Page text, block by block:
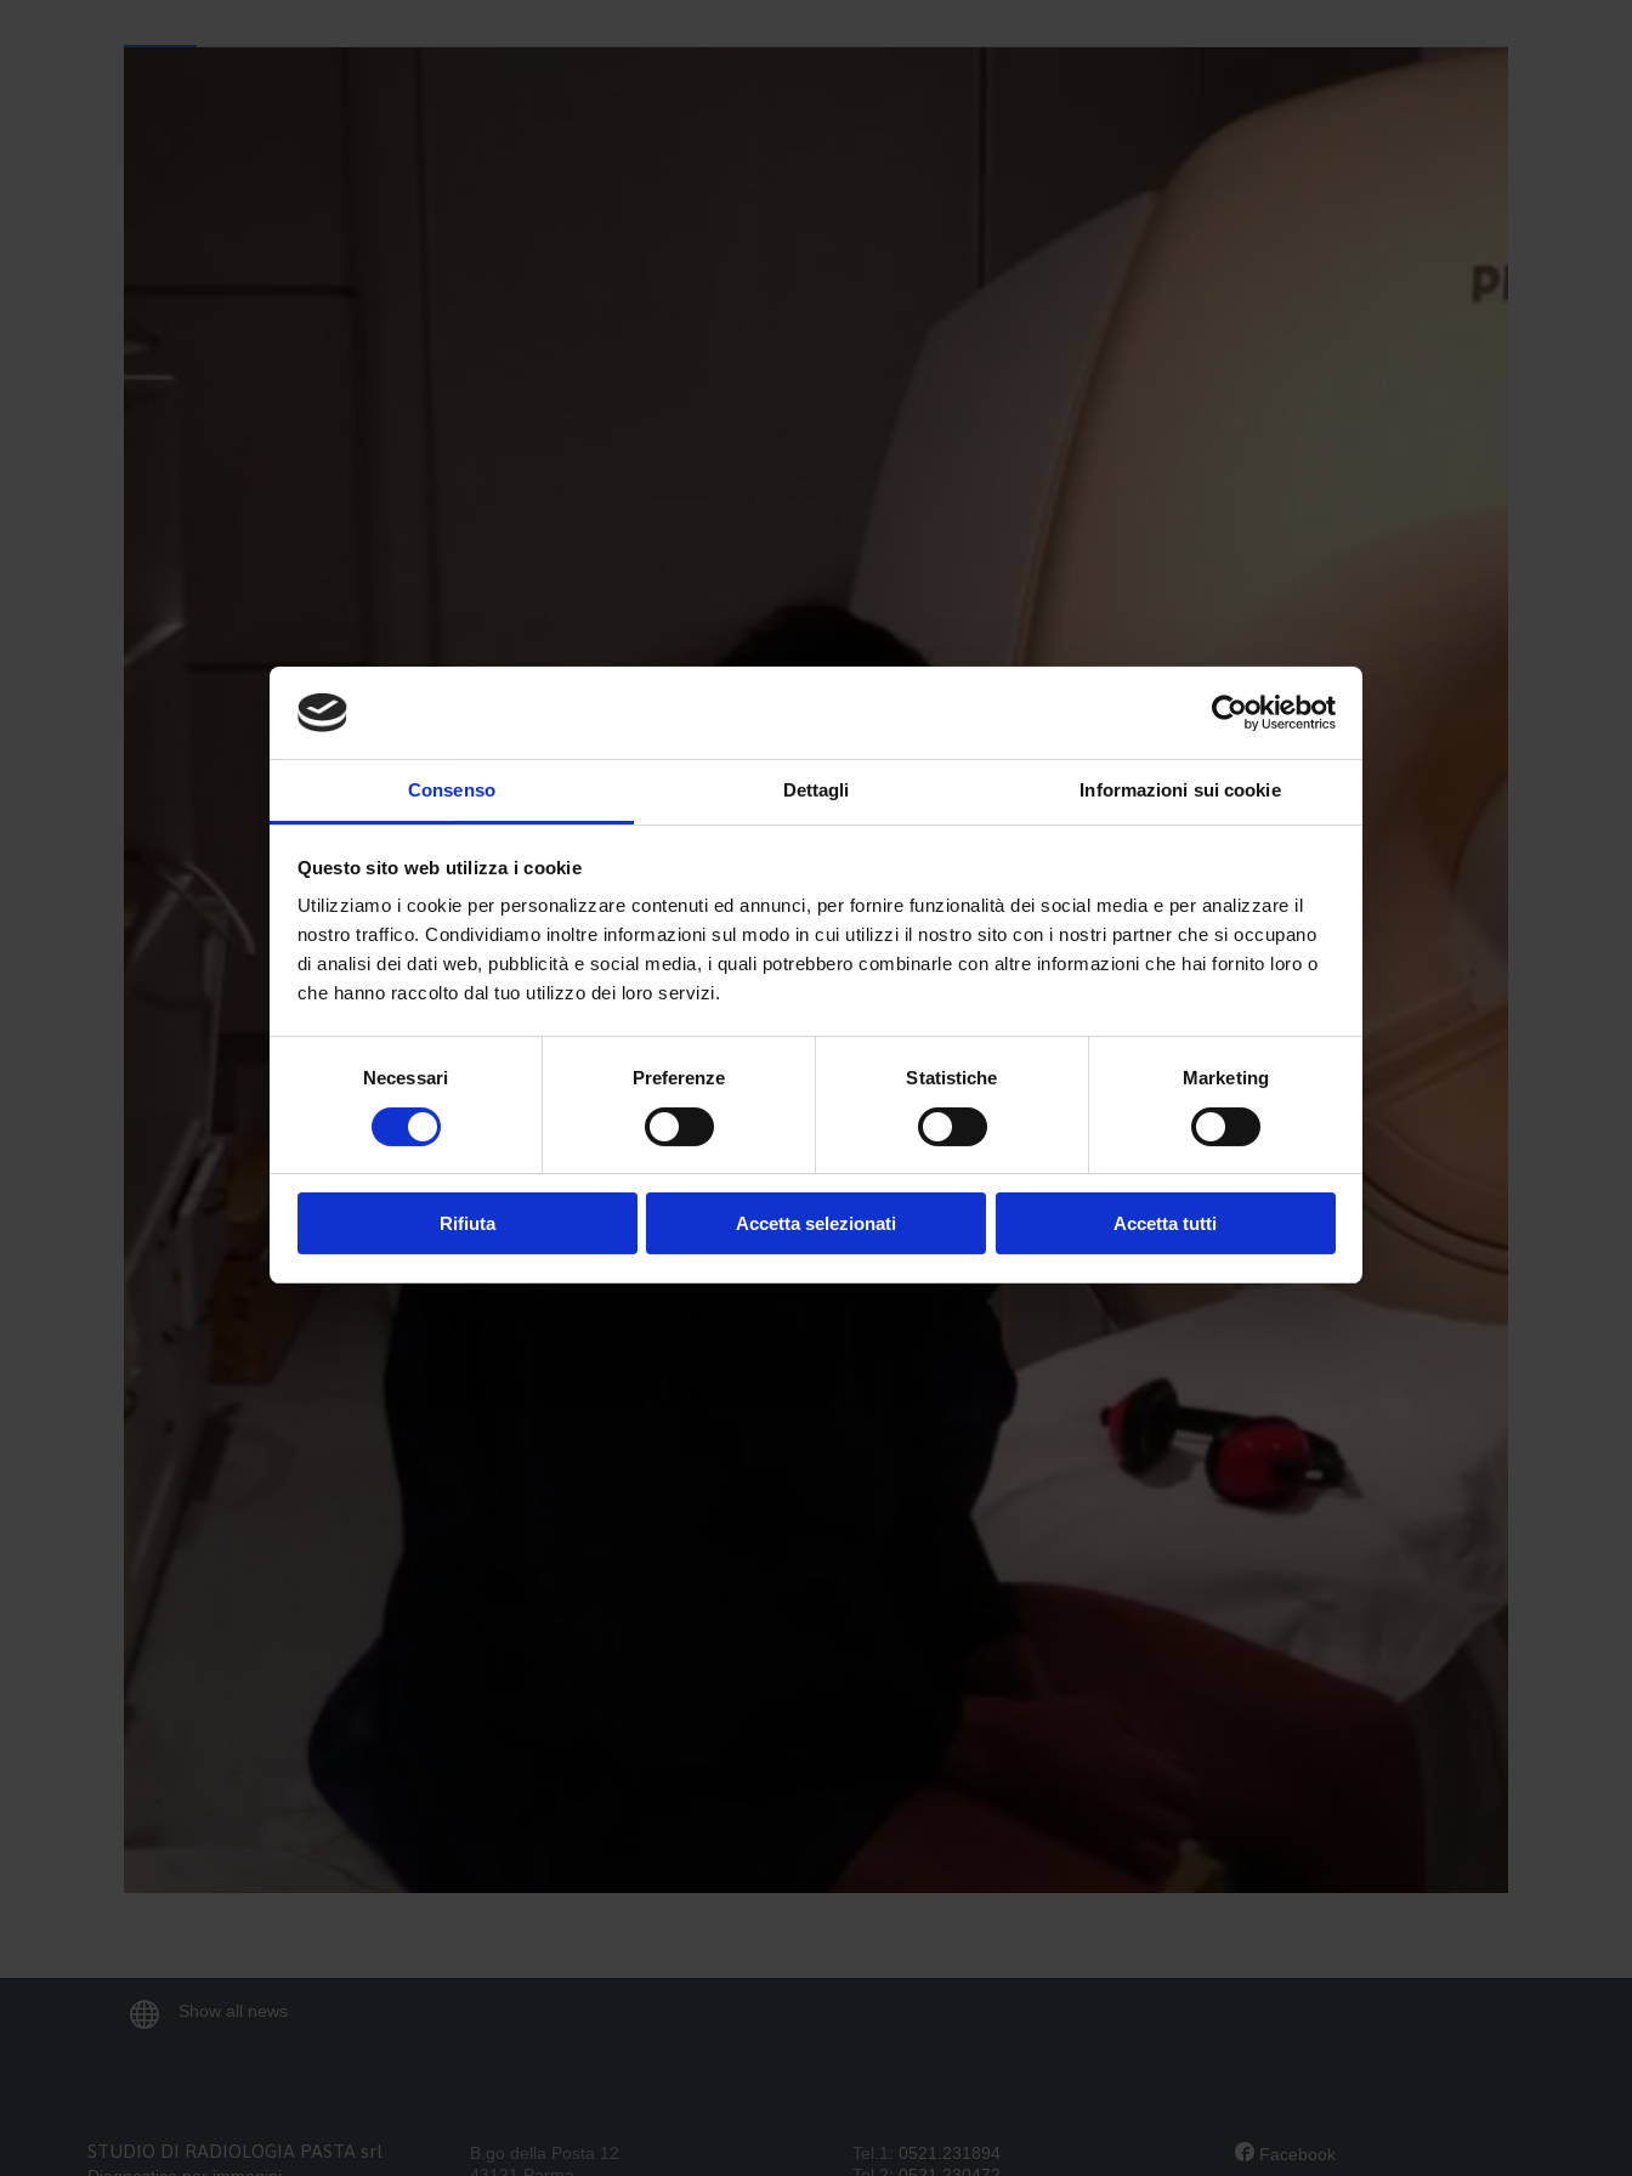
Consenso Dettagli Informazioni sui cookie
Questo sito web utilizza i cookie
Utilizziamo i cookie per personalizzare contenuti ed annunci, per fornire funzionalità dei social media e per analizzare il
nostro traffico. Condividiamo inoltre informazioni sul modo in cui utilizzi il nostro sito con i nostri partner che si occupano
di analisi dei dati web, pubblicità e social media, i quali potrebbero combinarle con altre informazioni che hai fornito loro o
che hanno raccolto dal tuo utilizzo dei loro servizi.
Necessari Preferenze Statistiche Marketing
Rifiuta Accetta selezionati Accetta tutti
 Show all news
STUDIO DI RADIOLOGIA PASTA srl
B.go della Posta 12
Tel.1: 0521.231894
 Facebook